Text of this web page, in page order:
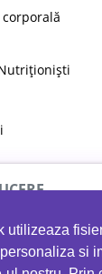
utilizeaza
si